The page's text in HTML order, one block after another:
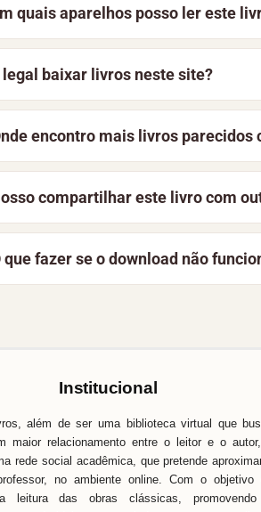
leitores.
quais aparelhos posso ler este
arquivo pode ser lido em celulares
e funciona offline.
legal baixar livros neste site?
O acervo reúne obras de domínio
A licença desta obra
encontro mais livros parecidos
Família faz parte do acervo
“Leia também” nesta página.
compartilhar este livro com
melhor forma de apoiar o projeto é
a biblioteca gratuita e
que fazer se o download não
Institucional
além de ser uma biblioteca virtual que
maior relacionamento entre o leitor e o
rede social acadêmica, que pretende
no ambiente online. Com o objetivo
leitura das obras clássicas,